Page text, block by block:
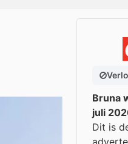
Bruna
juli
Dit is